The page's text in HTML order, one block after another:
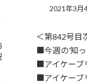
2021年3月
＜第842号目
■今週の’知っ
■アイケーブ
■アイケーブ